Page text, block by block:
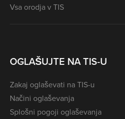
Vsa orodja v TIS
OGLAŠUJTE NA TIS-U
Zakaj oglaševati na TIS-u
Načini oglaševanja
Splošni pogoji oglaševanja